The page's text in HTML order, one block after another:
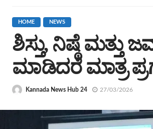
HOME NEWS
ಶಿಸ್ತು, ನಿಷ್ಠೆ ಮತ್ತು
ಮಾಡಿದರೆ ಮಾತ್ರ
Kannada News Hub 24 27/03/2026